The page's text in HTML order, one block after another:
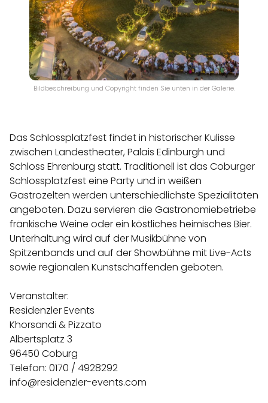
Bildbeschreibung und Copyright finden Sie unten in der Galerie.
Das Schlossplatzfest findet in historischer Kulisse
zwischen Landestheater, Palais Edinburgh und
Schloss Ehrenburg statt. Traditionell ist das Coburger
Schlossplatzfest eine Party und in weißen
Gastrozelten werden unterschiedlichste Spezialitäten
angeboten. Dazu servieren die Gastronomiebetriebe
fränkische Weine oder ein köstliches heimisches Bier.
Unterhaltung wird auf der Musikbühne von
Spitzenbands und auf der Showbühne mit Live-Acts
sowie regionalen Kunstschaffenden geboten.
Veranstalter:
Residenzler Events
Khorsandi & Pizzato
Albertsplatz 3
96450 Coburg
Telefon: 0170 / 4928292
info@residenzler-events.com